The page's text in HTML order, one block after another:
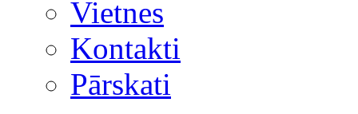
Vietnes
Kontakti
Pārskati